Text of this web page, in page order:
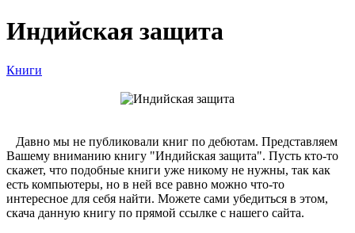
Индийская защита
Книги
Давно мы не публиковали книг по дебютам. Представляем
Вашему вниманию книгу "Индийская защита". Пусть кто-то
скажет, что подобные книги уже никому не нужны, так как
есть компьютеры, но в ней все равно можно что-то
интересное для себя найти. Можете сами убедиться в этом,
скача данную книгу по прямой ссылке с нашего сайта.